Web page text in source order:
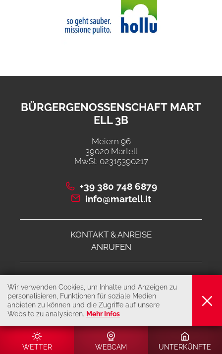
WETTER WEBCAM UNTERKÜNFTE
BÜRGERGENOSSENSCHAFT MART
ELL 3B
Meiern 96
39020 Martell
MwSt: 02315390217
+39 380 748 6879
info@martell.it
KONTAKT & ANREISE
ANRUFEN
IMPRESSUM
PRIVACY & COOKIES
produced by
Wir verwenden Cookies, um Inhalte und Anzeigen zu
personalisieren, Funktionen für soziale Medien
anbieten zu können und die Zugriffe auf unsere
Website zu analysieren. Mehr Infos